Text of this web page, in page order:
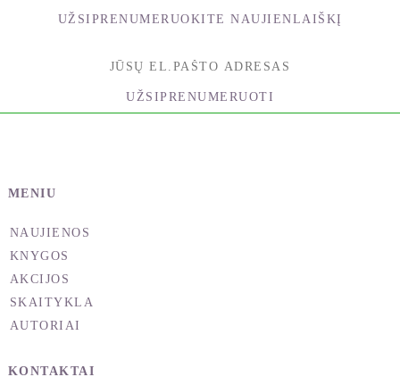
padedančios jiems gyventi.
Knygos autorė taip pat yra kvalifikuota menininkė
suaugusius vaikus ir gyvena su vyru bei
auksaspalviu retriveriu Pietų Kalifornijoje, prie
vandenyno.
UŽSIPRENUMERUOKITE NAUJIENLAIŠKĮ
UŽSIPRENUMERUOTI
MENIU
NAUJIENOS
KNYGOS
AKCIJOS
SKAITYKLA
AUTORIAI
KONTAKTAI